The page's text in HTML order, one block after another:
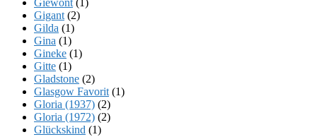
Gigant (2)
Gilda (1)
Gina (1)
Gineke (1)
Gitte (1)
Gladstone (2)
Glasgow Favorit (1)
Gloria (1937) (2)
Gloria (1972) (2)
Glückskind (1)